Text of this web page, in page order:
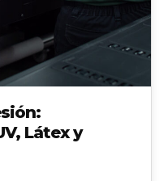
Látex y